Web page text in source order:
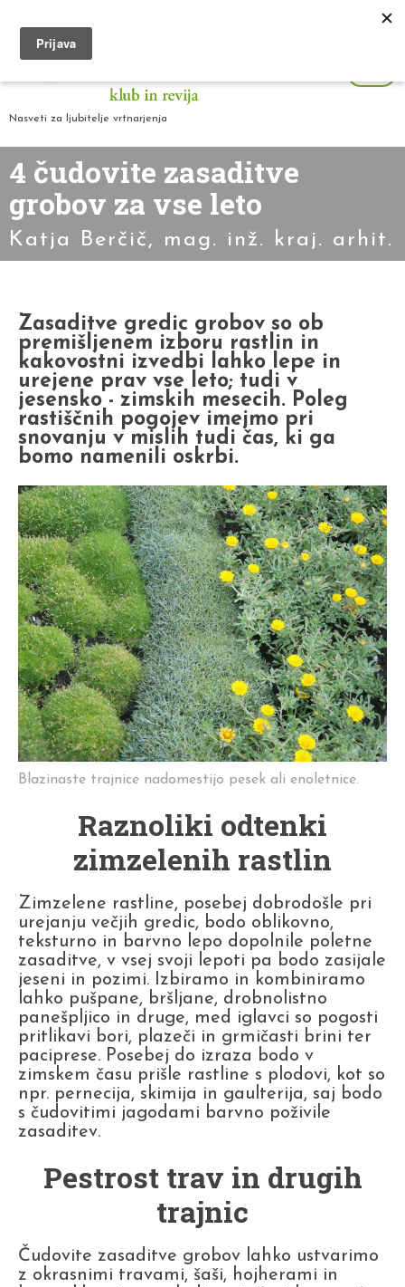
Nasveti za ljubitelje vrtnarjenja
4 čudovite zasaditve
grobov za vse leto
Katja Berčič, mag. inž. kraj. arhit.
Zasaditve gredic grobov so ob
premišljenem izboru rastlin in
kakovostni izvedbi lahko lepe in
urejene prav vse leto; tudi v
jesensko - zimskih mesecih. Poleg
rastiščnih pogojev imejmo pri
snovanju v mislih tudi čas, ki ga
bomo namenili oskrbi.
Blazinaste trajnice nadomestijo pesek ali enoletnice.
Raznoliki odtenki
zimzelenih rastlin
Zimzelene rastline, posebej dobrodošle pri
urejanju večjih gredic, bodo oblikovno,
teksturno in barvno lepo dopolnile poletne
zasaditve, v vsej svoji lepoti pa bodo zasijale
jeseni in pozimi. Izbiramo in kombiniramo
lahko pušpane, bršljane, drobnolistno
panešpljico in druge, med iglavci so pogosti
pritlikavi bori, plazeči in grmičasti brini ter
paciprese. Posebej do izraza bodo v
zimskem času prišle rastline s plodovi, kot so
npr. pernecija, skimija in gaulterija, saj bodo
s čudovitimi jagodami barvno poživile
zasaditev.
Pestrost trav in drugih
trajnic
Čudovite zasaditve grobov lahko ustvarimo
z okrasnimi travami, šaši, hojherami in